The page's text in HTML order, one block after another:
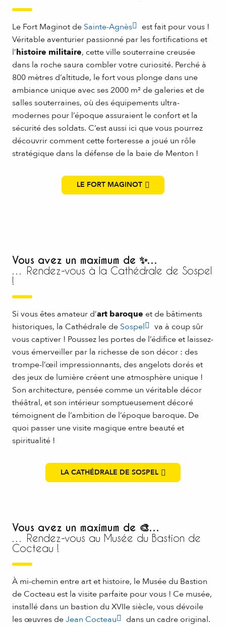
Le Fort Maginot de Sainte-Agnès
est fait pour vous !
Véritable aventurier passionné par les fortifications et
l’histoire militaire, cette ville souterraine creusée
dans la roche saura combler votre curiosité. Perché à
800 mètres d’altitude, le fort vous plonge dans une
ambiance unique avec ses 2000 m² de galeries et de
salles souterraines, où des équipements ultra-
modernes pour l’époque assuraient le confort et la
sécurité des soldats. C’est aussi ici que vous pourrez
découvrir comment cette forteresse a joué un rôle
stratégique dans la défense de la baie de Menton !
LE FORT MAGINOT
Vous avez un maximum de ✨…
… Rendez-vous à la Cathédrale de Sospel
!
Si vous êtes amateur d’art baroque et de bâtiments
historiques, la Cathédrale de Sospel
va à coup sûr
vous captiver ! Poussez les portes de l’édifice et laissez-
vous émerveiller par la richesse de son décor : des
trompe-l’œil impressionnants, des angelots dorés et
des jeux de lumière créent une atmosphère unique !
Son architecture, pensée comme un véritable décor
théâtral, et son intérieur somptueusement décoré
témoignent de l’ambition de l’époque baroque. De
quoi passer une visite magique entre beauté et
spiritualité !
LA CATHÉDRALE DE SOSPEL
Vous avez un maximum de 🎨…
… Rendez-vous au Musée du Bastion de
Cocteau !
À mi-chemin entre art et histoire, le Musée du Bastion
de Cocteau est la visite parfaite pour vous ! Ce musée,
installé dans un bastion du XVIIe siècle, vous dévoile
les œuvres deJean Cocteau dans un cadre original.